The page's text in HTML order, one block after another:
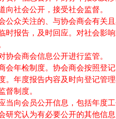
向社会公开，接受社会监督。
公众关注的、与协会商会有关
时报告，及时回应。对社会影
协会商会信息公开进行监管。
年检制度。协会商会按照登记
。年度报告内容及时向登记管
督制度。
向会员公开信息，包括年度工
研究认为有必要公开的其他信